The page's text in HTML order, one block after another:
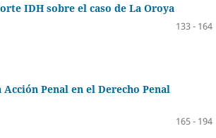
IDH sobre el caso de La Oroya
133 - 164
Penal en el Derecho Penal
165 - 194